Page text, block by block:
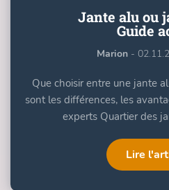
Jante alu ou
Guide
Marion -
Que choisir entre une jante
sont les différences, les
experts Quartier des
Lire